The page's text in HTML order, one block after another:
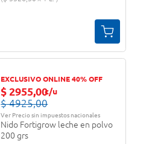
EXCLUSIVO ONLINE 40% OFF
$ 2955,00c/u
$ 4925,00
Ver Precio sin impuestos nacionales
Nido Fortigrow leche en polvo
200 grs